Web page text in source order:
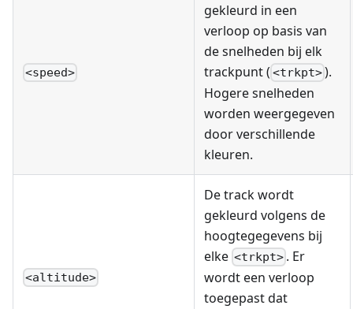
<speed>
gekleurd in een
verloop op basis van
de snelheden bij elk
trackpunt ( <trkpt>).
Hogere snelheden
worden weergegeven
door verschillende
kleuren.
<altitude>
De track wordt
gekleurd volgens de
hoogtegegevens bij
elke <trkpt> . Er
wordt een verloop
toegepast dat